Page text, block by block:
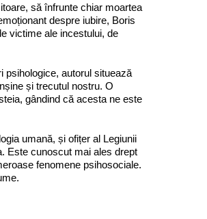
să înfrunte chiar moartea
despre iubire, Boris
victime ale incestului, de
psihologice, autorul situează
și trecutul nostru. O
gândind că acesta ne este
umană, și ofițer al Legiunii
Este cunoscut mai ales drept
fenomene psihosociale.